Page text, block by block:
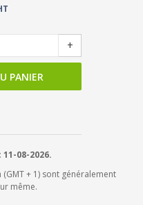
+
PANIER
11-08-2026.
+ 1) sont généralement
même.